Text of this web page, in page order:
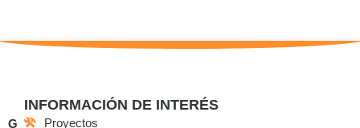
G
INFORMACIÓN DE INTERÉS
Proyectos